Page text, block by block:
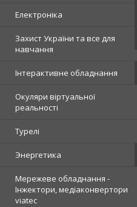
Електроніка
Захист України та все для
навчання
Інтерактивне обладнання
Окуляри віртуальної
реальності
Турелі
Энергетика
Мережеве обладнання -
Інжектори, медіаконвертори
viatec